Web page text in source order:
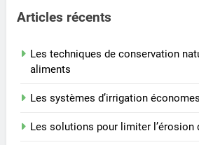
Articles récents
Les techniques de conservation
aliments
Les systèmes d’irrigation
Les solutions pour limiter l’érosion